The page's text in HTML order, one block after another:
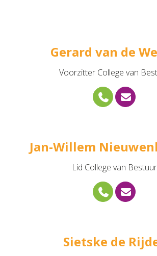
Gerard van de
Voorzitter College van
Jan-Willem
Lid College van Bestuur
Sietske de